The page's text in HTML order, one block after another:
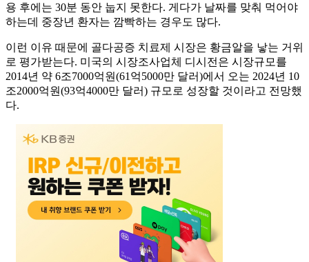
용 후에는 30분 동안 눕지 못한다. 게다가 날짜를 맞춰 먹어야
하는데 중장년 환자는 깜빡하는 경우도 많다.
이런 이유 때문에 골다공증 치료제 시장은 황금알을 낳는 거위
로 평가받는다. 미국의 시장조사업체 디시전은 시장규모를
2014년 약 6조7000억원(61억5000만 달러)에서 오는 2024년 10
조2000억원(93억4000만 달러) 규모로 성장할 것이라고 전망했
다.